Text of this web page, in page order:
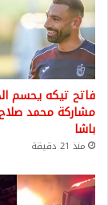
فاتح تيكه يحسم
مشاركة محمد
باشا
منذ 21 دقيقة